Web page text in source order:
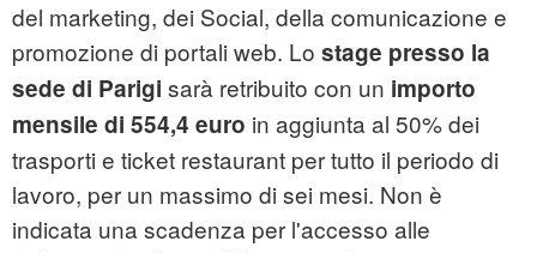
del marketing, dei Social, della comunicazione e
promozione di portali web. Lo stage presso la
sede di Parigi sarà retribuito con un importo
mensile di 554,4 euro in aggiunta al 50% dei
trasporti e ticket restaurant per tutto il periodo di
lavoro, per un massimo di sei mesi. Non è
indicata una scadenza per l'accesso alle